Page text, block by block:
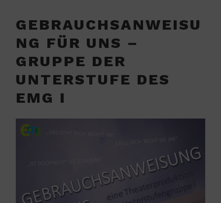
GEBRAUCHSANWEISU
NG FÜR UNS –
GRUPPE DER
UNTERSTUFE DES
EMG I